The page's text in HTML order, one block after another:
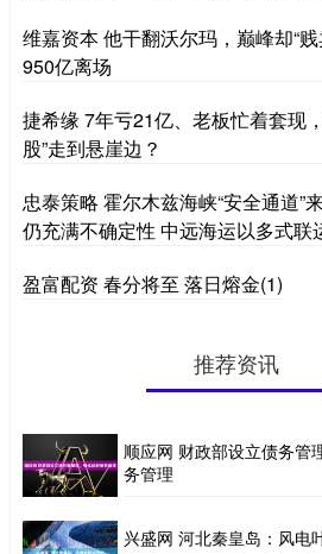
维嘉资本 他干翻沃尔玛，巅峰却“
950亿离场
捷希缘 7年亏21亿、老板忙着套现
股”走到悬崖边？
忠泰策略 霍尔木兹海峡“安全通道”
仍充满不确定性 中远海运以多式联
盈富配资 春分将至 落日熔金(1)
推荐资讯
顺应网 财政部设立债务管
务管理
兴盛网 河北秦皇岛：风电